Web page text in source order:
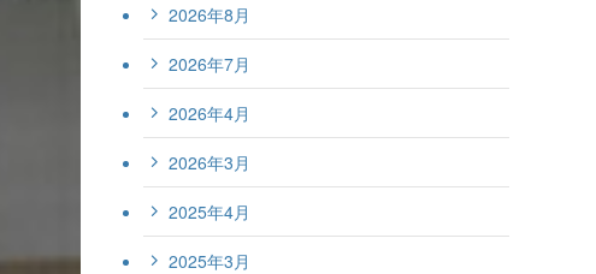
2026年8月
2026年7月
2026年4月
2026年3月
2025年4月
2025年3月